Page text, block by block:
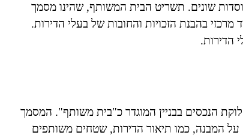
שונים. תשריט הבית המשותף, שהינו מסמך
בהבנת הזכויות והחובות של בעלי הדירות.
הדירות.
הנכסים בבניין המוגדר כ"בית משותף". המסמך
המבנה, כמו תיאור הדירות, שטחים משותפים